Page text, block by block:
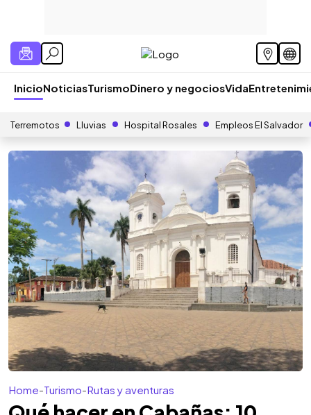
InicioNoticiasTurismoDinero y negociosVida
Terremotos Lluvias Hospital Rosales Empleos El Salvador
Home-Turismo-Rutas y aventuras